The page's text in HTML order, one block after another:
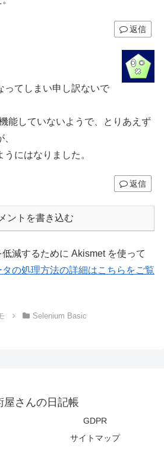
返信
ってしまい申し訳ないで
能していないようで、とりあえず
にはなりました。
返信
ントを書き込む
減するために Akismet を使って
タの処理方法の詳細はこちらをご覧
Selenium Basic
屋さんの日記帳
GDPR
サイトマップ